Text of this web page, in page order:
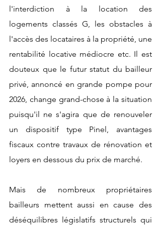
l'interdiction à la location des
logements classés G, les obstacles à
l'accès des locataires à la propriété, une
rentabilité locative médiocre etc. Il est
douteux que le futur statut du bailleur
privé, annoncé en grande pompe pour
2026, change grand-chose à la situation
puisqu'il ne s'agira que de renouveler
un dispositif type Pinel, avantages
fiscaux contre travaux de rénovation et
loyers en dessous du prix de marché.
Mais de nombreux propriétaires
bailleurs mettent aussi en cause des
déséquilibres législatifs structurels qui